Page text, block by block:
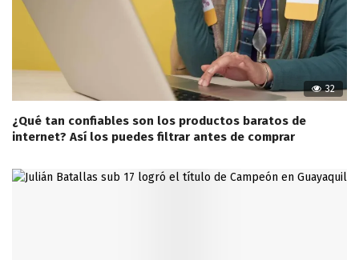
32
¿Qué tan confiables son los productos baratos de
internet? Así los puedes filtrar antes de comprar